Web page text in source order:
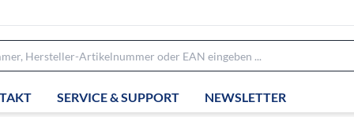
SERVICE & SUPPORT NEWSLETTER